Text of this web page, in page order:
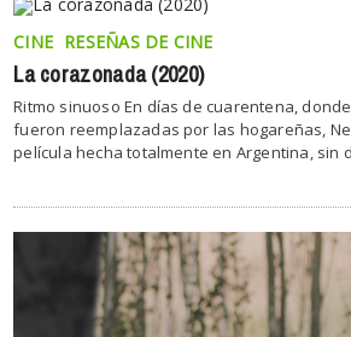
CINE RESEÑAS DE CINE
La corazonada (2020)
Ritmo sinuoso En días de cuarentena,
fueron reemplazadas por las hogareñas,
película hecha totalmente en Argentina, sin